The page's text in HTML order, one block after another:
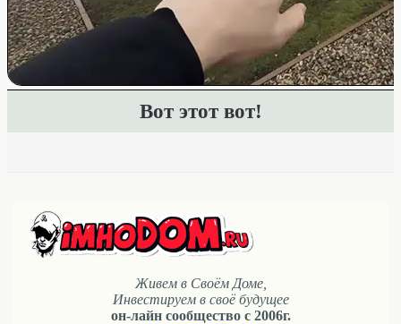
Вот этот вот!
Живем в Своём Доме,
Инвестируем в своё будущее
он-лайн сообщество с 2006г.